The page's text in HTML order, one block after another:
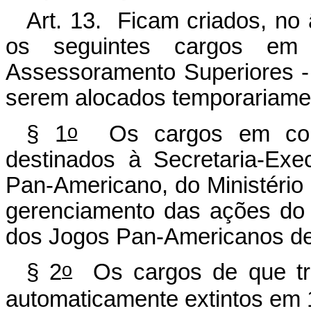
Art. 13. Ficam criados, no
os seguintes cargos em
Assessoramento Superiores
serem alocados
§ 1oOs cargos em
destinados à Secretaria-
Pan-Americano, do
gerenciamento das ações
dos Jogos Pan-Americanos
§ 2oOs cargos de que
automaticamente extintos em